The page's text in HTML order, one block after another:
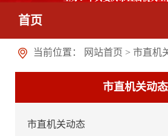
首页
当前位置： 网站首页 > 市直机
市直机关动态
市直机关动态